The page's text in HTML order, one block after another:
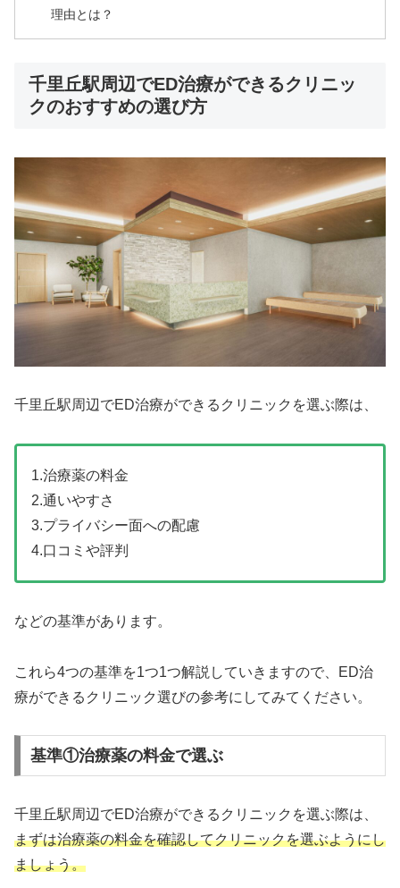
理由とは？
千里丘駅周辺でED治療ができるクリニッ
クのおすすめの選び方
千里丘駅周辺でED治療ができるクリニックを選ぶ際は、
1.治療薬の料金
2.通いやすさ
3.プライバシー面への配慮
4.口コミや評判
などの基準があります。
これら4つの基準を1つ1つ解説していきますので、ED治
療ができるクリニック選びの参考にしてみてください。
基準①治療薬の料金で選ぶ
千里丘駅周辺でED治療ができるクリニックを選ぶ際は、
まずは治療薬の料金を確認してクリニックを選ぶようにし
ましょう。